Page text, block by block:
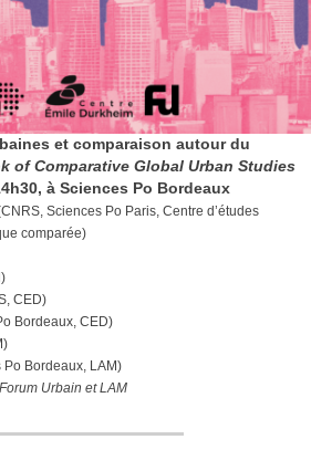
et comparaison autour du
of Comparative Global Urban Studies
à Sciences Po Bordeaux
Sciences Po Paris, Centre d’études
comparée)
CED)
Bordeaux, CED)
Bordeaux, LAM)
Urbain et LAM